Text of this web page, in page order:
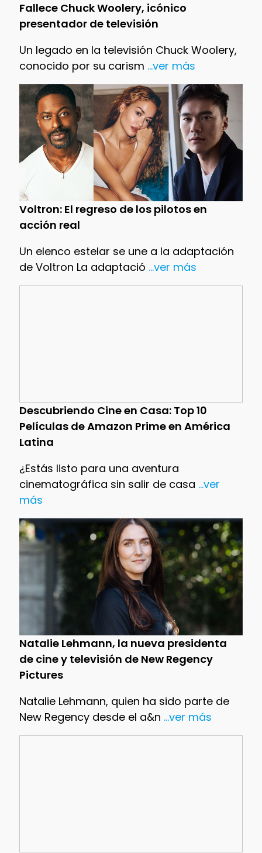
Fallece Chuck Woolery, icónico
presentador de televisión
Un legado en la televisión Chuck Woolery,
conocido por su carism ...ver más
Voltron: El regreso de los pilotos en
acción real
Un elenco estelar se une a la adaptación
de Voltron La adaptació ...ver más
Descubriendo Cine en Casa: Top 10
Películas de Amazon Prime en América
Latina
¿Estás listo para una aventura
cinematográfica sin salir de casa ...ver
más
Natalie Lehmann, la nueva presidenta
de cine y televisión de New Regency
Pictures
Natalie Lehmann, quien ha sido parte de
New Regency desde el a&n ...ver más